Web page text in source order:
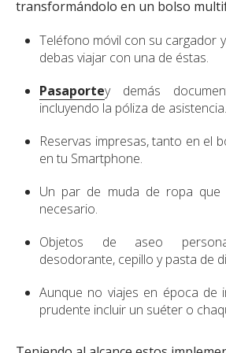
transformándolo en un bolso
Teléfono móvil con su cargador
debas viajar con una de éstas.
Pasaportey demás
incluyendo la póliza de asistencia.
Reservas impresas, tanto en el
en tu Smartphone.
Un par de muda de ropa que
necesario.
Objetos de aseo
desodorante, cepillo y pasta de
Aunque no viajes en época de
prudente incluir un suéter o